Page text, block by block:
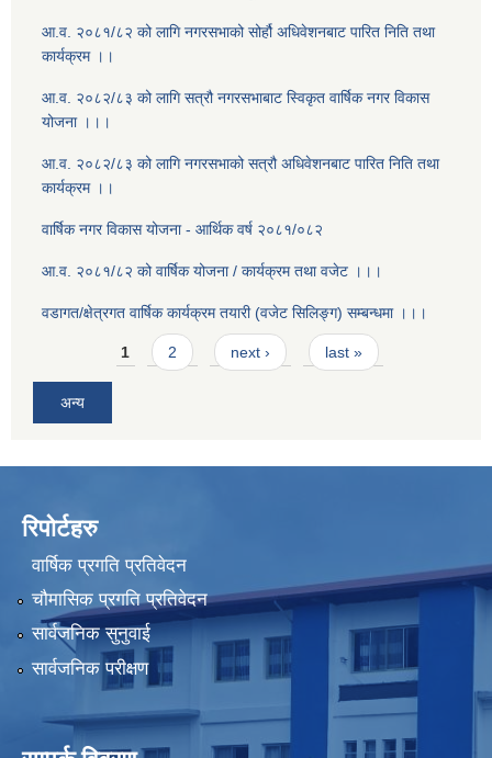
आ.व. २०८१/८२ को लागि नगरसभाको सोर्हौ अधिवेशनबाट पारित निति तथा
कार्यक्रम ।।
आ.व. २०८२/८३ को लागि सत्रौ नगरसभाबाट स्विकृत वार्षिक नगर विकास
योजना ।।।
आ.व. २०८२/८३ को लागि नगरसभाको सत्रौ अधिवेशनबाट पारित निति तथा
कार्यक्रम ।।
वार्षिक नगर विकास योजना - आर्थिक वर्ष २०८१/०८२
आ.व. २०८१/८२ को वार्षिक योजना / कार्यक्रम तथा वजेट ।।।
वडागत/क्षेत्रगत वार्षिक कार्यक्रम तयारी (वजेट सिलिङ्ग) सम्बन्धमा ।।।
Pages1 2 next › last »
अन्य
रिपोर्टहरु
वार्षिक प्रगति प्रतिवेदन
चौमासिक प्रगति प्रतिवेदन
सार्वजनिक सुनुवाई
सार्वजनिक परीक्षण